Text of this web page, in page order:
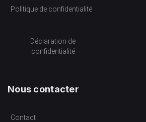
Politique de confidentialité
Déclaration de
confidentialité
Nous contacter
Contact